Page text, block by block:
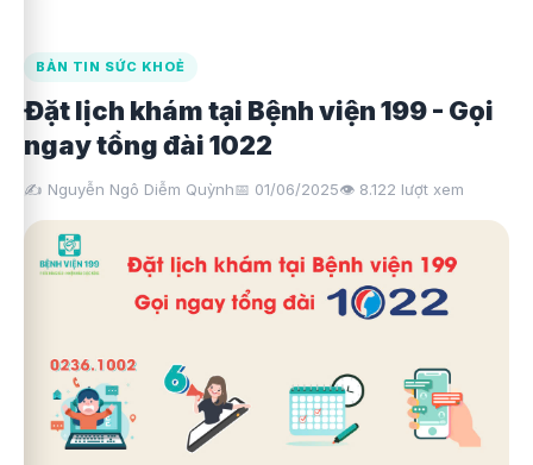
BẢN TIN SỨC KHOẺ
Đặt lịch khám tại Bệnh viện 199 - Gọi
ngay tổng đài 1022
✍️ Nguyễn Ngô Diễm Quỳnh📅 01/06/2025👁️ 8.122 lượt xem